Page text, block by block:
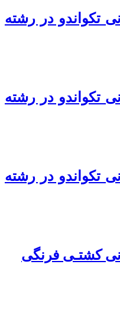
تکواندو در رشته
تکواندو در رشته
تکواندو در رشته
کشتـی فرنگی